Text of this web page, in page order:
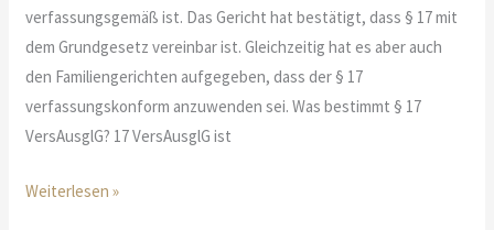
verfassungsgemäß ist. Das Gericht hat bestätigt, dass § 17 mit
dem Grundgesetz vereinbar ist. Gleichzeitig hat es aber auch
den Familiengerichten aufgegeben, dass der § 17
verfassungskonform anzuwenden sei. Was bestimmt § 17
VersAusglG? 17 VersAusglG ist
Gesetz
Weiterlesen »